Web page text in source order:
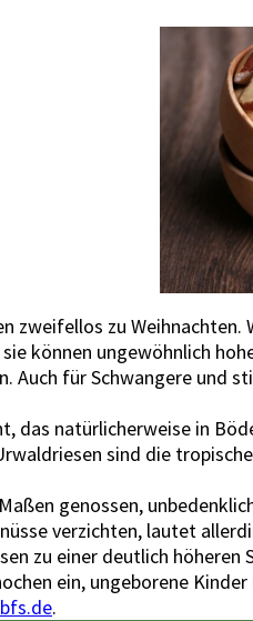
zweifellos zu
können ungewöhnlich
Auch für Schwangere und
das natürlicherweise in
sind die
genossen,
verzichten, lautet
zu einer deutlich
ein, ungeborene
.